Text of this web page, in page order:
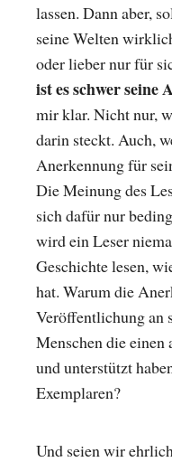
lassen. Dann aber,
seine Welten
oder lieber nur für
ist es schwer seine
mir klar. Nicht nur,
darin steckt. Auch,
Anerkennung für
Die Meinung des
sich dafür nur
wird ein Leser
Geschichte lesen,
hat. Warum die
Veröffentlichung an
Menschen die einen
und unterstützt
Exemplaren?
Und seien wir